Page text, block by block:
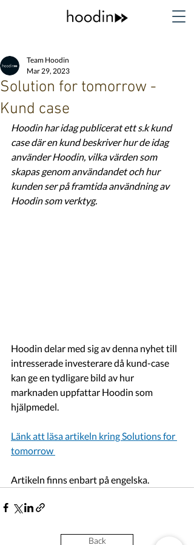
Solution for tomorrow -
Kund case
Team Hoodin
Mar 29, 2023
Hoodin har idag publicerat ett s.k kund
case där en kund beskriver hur de idag
använder Hoodin, vilka värden som
skapas genom användandet och hur
kunden ser på framtida användning av
Hoodin som verktyg.
Hoodin delar med sig av denna nyhet till
intresserade investerare då kund-case
kan ge en tydligare bild av hur
marknaden uppfattar Hoodin som
hjälpmedel.
Länk att läsa artikeln kring Solutions for
tomorrow
Artikeln finns enbart på engelska.
Back